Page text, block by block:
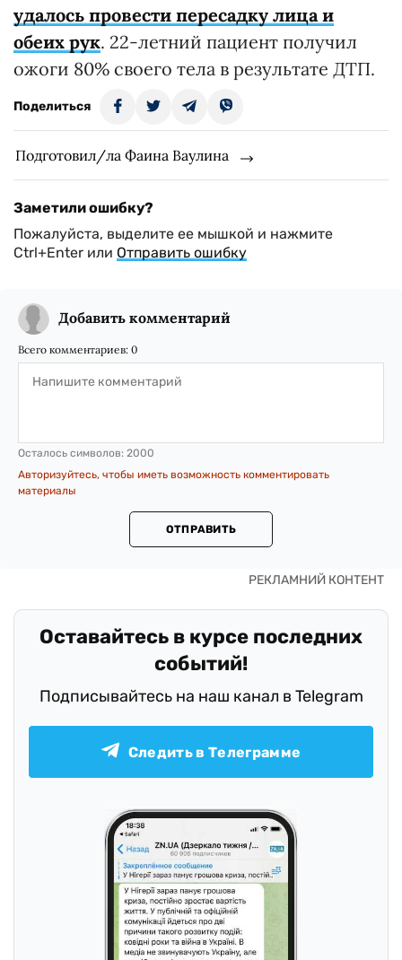
удалось провести пересадку лица и
обеих рук. 22-летний пациент получил
ожоги 80% своего тела в результате ДТП.
Поделиться
Подготовил/ла Фаина Ваулина
Заметили ошибку?
Пожалуйста, выделите ее мышкой и нажмите
Ctrl+Enter или Отправить ошибку
Добавить комментарий
Всего комментариев: 0
Осталось символов: 2000
Авторизуйтесь, чтобы иметь возможность комментировать
материалы
ОТПРАВИТЬ
Оставайтесь в курсе последних
событий!
Подписывайтесь на наш канал в Telegram
Следить в Телеграмме